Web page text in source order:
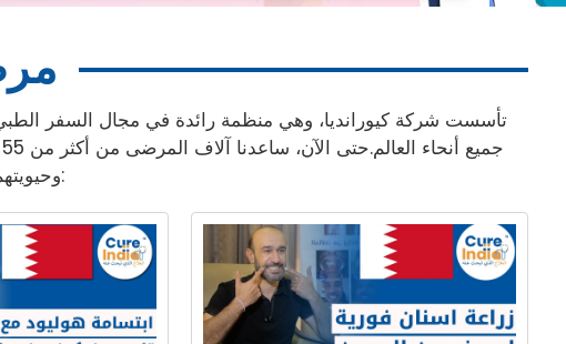
تأسست شركة كيورانديا، وهي منظمة رائدة في مجال السفر
وحيويتهم في أجواء هادئة. دعونا نسمع آراء مرضانا حول خدماتنا: